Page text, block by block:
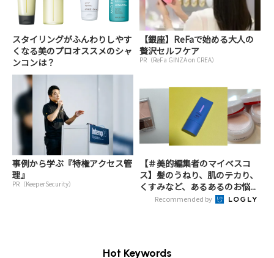
スタイリングがふんわりしやす
くなる美のプロオススメのシャ
ンコンは？
【銀座】ReFaで始める大人の
贅沢セルフケア
PR（ReFa GINZA on CREA）
事例から学ぶ『特権アクセス管
理』
PR（KeeperSecurity）
【＃美的編集者のマイベスコ
ス】髪のうねり、肌のテカり、
くすみなど、あるあるのお悩...
Recommended by
Hot Keywords